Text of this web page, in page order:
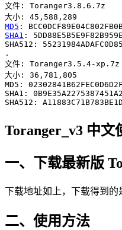
文件: Toranger3.8.6.7z
MD5
SHA1 :
SHA512:
.
文件: Toranger3.5.4-xp.7z
大小: 36,781,805
MD5:
SHA1:
Toranger_v3 中文
一、下载最新版
下载地址如上，下载得到的
二、使用方法